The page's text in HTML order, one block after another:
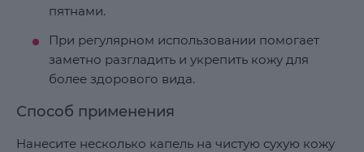
пятнами.
При регулярном использовании помогает
заметно разгладить и укрепить кожу для
более здорового вида.
Способ применения
Нанесите несколько капель на чистую сухую кожу